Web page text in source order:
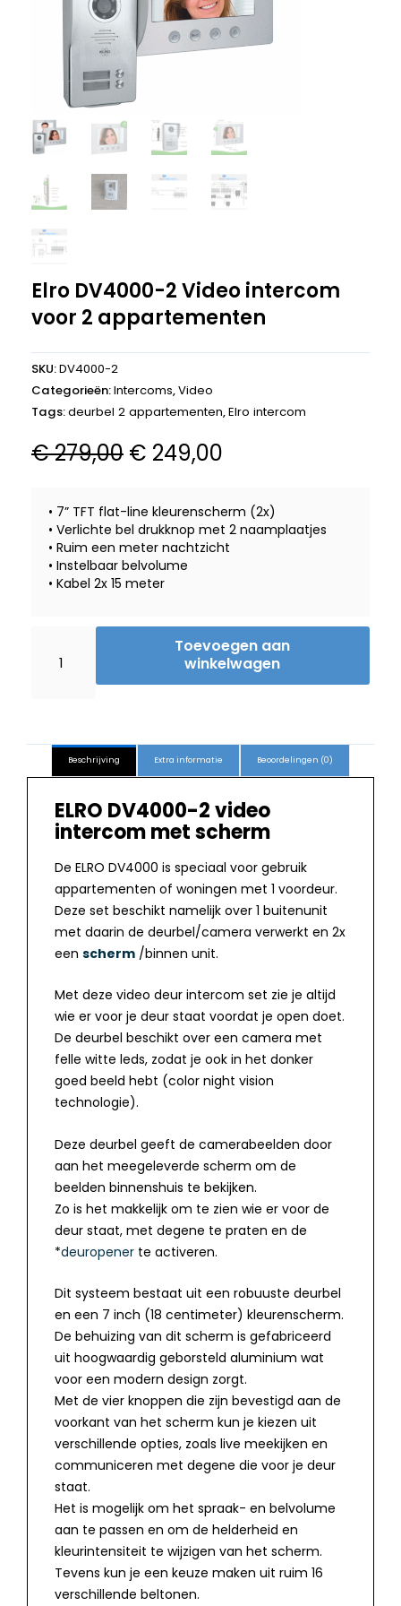
Elro DV4000-2 Video intercom
voor 2 appartementen
SKU:DV4000-2
Categorieën:Intercoms,Video
Tags:deurbel 2 appartementen,Elro intercom
€279,00 Oorspronkelijke
was:
€ 279,00.
€ 249,00
is:
€ 249,00.
• 7” TFT flat-line kleurenscherm (2x)
• Verlichte bel drukknop met 2 naamplaatjes
• Ruim een meter nachtzicht
• Instelbaar belvolume
• Kabel 2x 15 meter
appartementen
Toevoegen aan
winkelwagen
Beschrijving Extra informatie Beoordelingen (0)
ELRO DV4000-2 video
intercom met scherm
De ELRO DV4000 is speciaal voor gebruik
appartementen of woningen met 1 voordeur.
Deze set beschikt namelijk over 1 buitenunit
met daarin de deurbel/camera verwerkt en 2x
een scherm /binnen unit.
Met deze video deur intercom set zie je altijd
wie er voor je deur staat voordat je open doet.
De deurbel beschikt over een camera met
felle witte leds, zodat je ook in het donker
goed beeld hebt (color night vision
technologie).
Deze deurbel geeft de camerabeelden door
aan het meegeleverde scherm om de
beelden binnenshuis te bekijken.
Zo is het makkelijk om te zien wie er voor de
deur staat, met degene te praten en de
*deuropener te activeren.
Dit systeem bestaat uit een robuuste deurbel
en een 7 inch (18 centimeter) kleurenscherm.
De behuizing van dit scherm is gefabriceerd
uit hoogwaardig geborsteld aluminium wat
voor een modern design zorgt.
Met de vier knoppen die zijn bevestigd aan de
voorkant van het scherm kun je kiezen uit
verschillende opties, zoals live meekijken en
communiceren met degene die voor je deur
staat.
Het is mogelijk om het spraak- en belvolume
aan te passen en om de helderheid en
kleurintensiteit te wijzigen van het scherm.
Tevens kun je een keuze maken uit ruim 16
verschillende beltonen.